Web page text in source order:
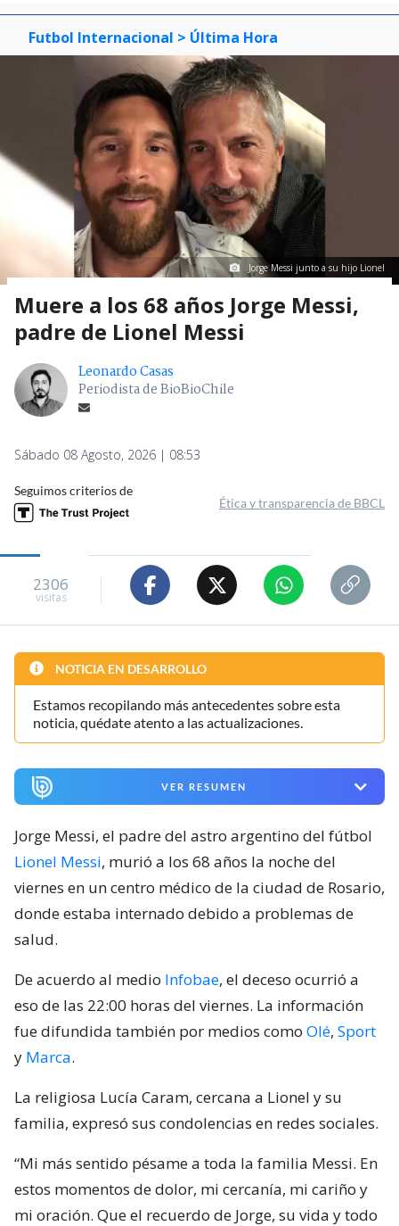
Futbol Internacional > Última Hora
Jorge Messi junto a su hijo Lionel
Muere a los 68 años Jorge Messi,
padre de Lionel Messi
Leonardo Casas
Periodista de BioBioChile
Sábado 08 Agosto, 2026 | 08:53
Seguimos criterios de
Ética y transparencia de BBCL
2306
visitas
NOTICIA EN DESARROLLO
Estamos recopilando más antecedentes sobre esta
noticia, quédate atento a las actualizaciones.
VER RESUMEN
Jorge Messi, el padre del astro argentino del fútbol
Lionel Messi, murió a los 68 años la noche del
viernes en un centro médico de la ciudad de Rosario,
donde estaba internado debido a problemas de
salud.
De acuerdo al medio Infobae, el deceso ocurrió a
eso de las 22:00 horas del viernes. La información
fue difundida también por medios como Olé, Sport
y Marca.
La religiosa Lucía Caram, cercana a Lionel y su
familia, expresó sus condolencias en redes sociales.
“Mi más sentido pésame a toda la familia Messi. En
estos momentos de dolor, mi cercanía, mi cariño y
mi oración. Que el recuerdo de Jorge, su vida y todo